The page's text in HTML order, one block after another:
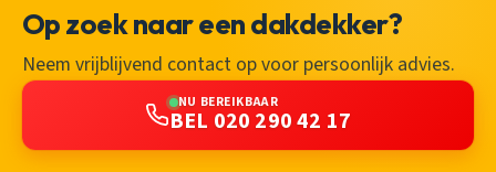
Op zoek naar een dakdekker?
Neem vrijblijvend contact op voor persoonlijk advies.
NU BEREIKBAAR
BEL 020 290 42 17